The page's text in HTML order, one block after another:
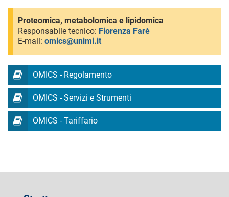
Proteomica, metabolomica e lipidomica
Responsabile tecnico: Fiorenza Farè
E-mail: omics@unimi.it
OMICS - Regolamento
OMICS - Servizi e Strumenti
OMICS - Tariffario